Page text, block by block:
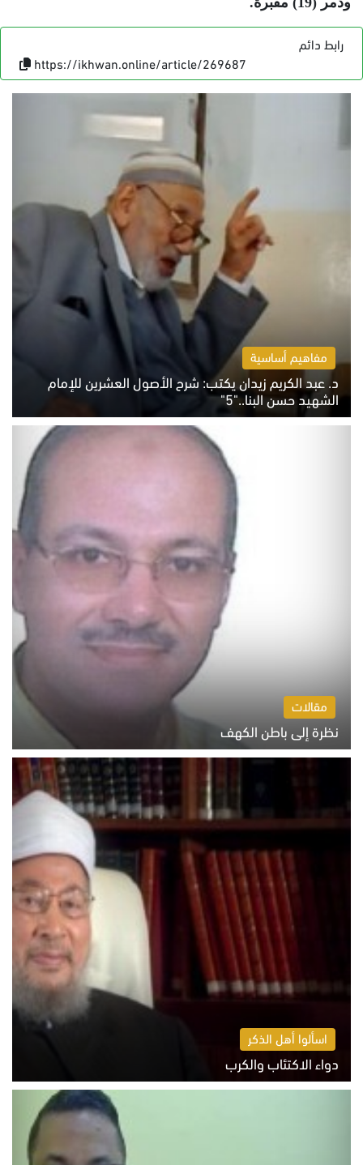
رابط دائم
https://ikhwan.online/article/269687
مفاهيم أساسية
د. عبد الكريم زيدان يكتب: شرح الأصول العشرين للإمام
الشهيد حسن البنا.."5"
السبت 8 أغسطس 2026 10:46 ص
مقالات
نظرة إلى باطن الكهف
السبت 8 أغسطس 2026 11:04 ص
اسألوا أهل الذكر
دواء الاكتئاب والكرب
السبت 8 أغسطس 2026 10:54 ص